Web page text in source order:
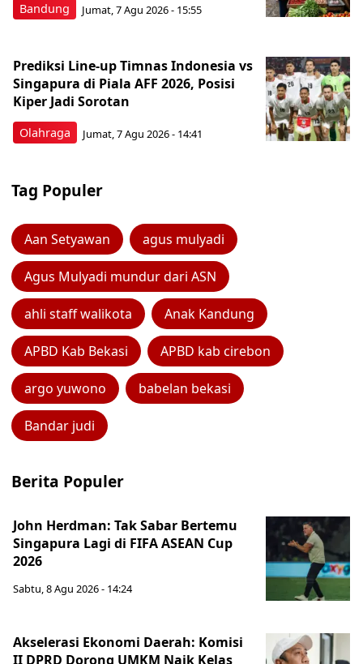
Bandung Jumat, 7 Agu 2026 - 15:55
Olahraga
Prediksi Line-up Timnas Indonesia vs
Singapura di Piala AFF 2026, Posisi
Kiper Jadi Sorotan
Jumat, 7 Agu 2026 - 14:41
Tag Populer
Aan Setyawan agus mulyadi
Agus Mulyadi mundur dari ASN
ahli staff walikota Anak Kandung
APBD Kab Bekasi APBD kab cirebon
argo yuwono babelan bekasi
Bandar judi
Berita Populer
John Herdman: Tak Sabar Bertemu
Singapura Lagi di FIFA ASEAN Cup
2026
Sabtu, 8 Agu 2026 - 14:24
Akselerasi Ekonomi Daerah: Komisi
II DPRD Dorong UMKM Naik Kelas